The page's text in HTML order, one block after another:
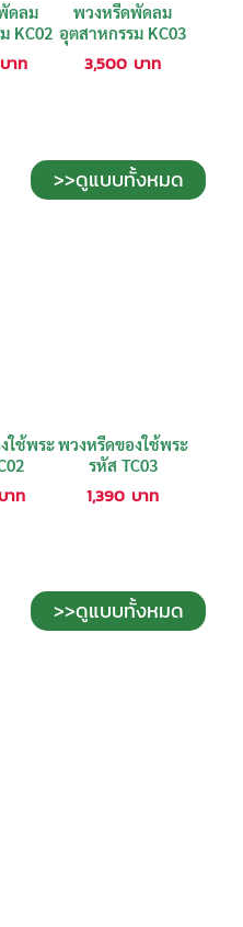
ดลม
KC02
บาท
พวงหรีดพัดลม
อุตสาหกรรม KC03
3,500 บาท
>>ดูแบบทั้งหมด
ใช้พระ
บาท
พวงหรีดของใช้พระ
รหัส TC03
1,390 บาท
>>ดูแบบทั้งหมด